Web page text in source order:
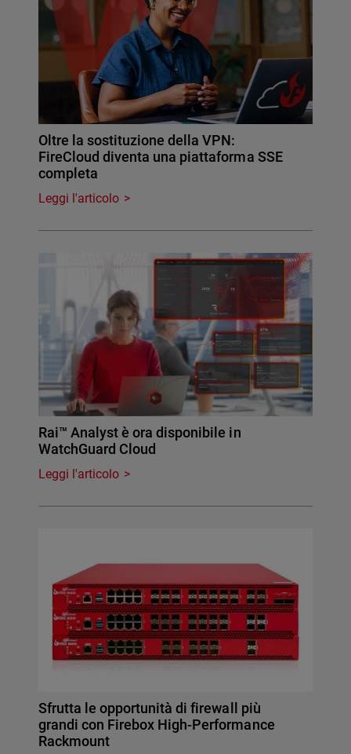
Oltre la sostituzione della VPN:
FireCloud diventa una piattaforma SSE
completa
Leggi l'articolo
Rai™ Analyst è ora disponibile in
WatchGuard Cloud
Leggi l'articolo
Sfrutta le opportunità di firewall più
grandi con Firebox High-Performance
Rackmount